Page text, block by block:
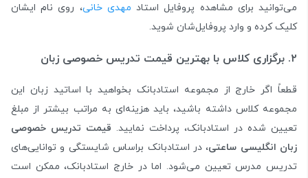
می‌توانید برای مشاهده پروفایل استاد مهدی خانی، روی نام ایشان
کلیک کرده و وارد پروفایل‌شان شوید.
۲. برگزاری کلاس با بهترین قیمت تدریس خصوصی زبان
قطعاً اگر خارج از مجموعه استادبانک بخواهید با اساتید زبان این
مجموعه کلاس داشته باشید، باید هزینه‌ای به مراتب بیشتر از مبلغ
تعیین شده در استادبانک، پرداخت نمایید. قیمت تدریس خصوصی
زبان انگلیسی ساعتی، در استادبانک براساس شایستگی و توانایی‌های
تدریس مدرس تعیین می‌شود. اما در خارج استادبانک، ممکن است